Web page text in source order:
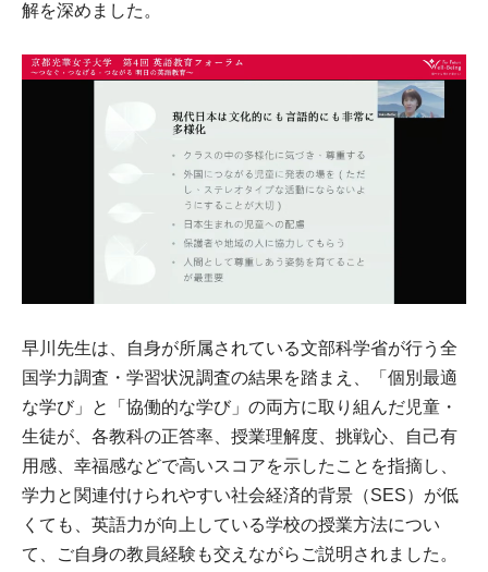
解を深めました。
早川先生は、自身が所属されている文部科学省が行う全
国学力調査・学習状況調査の結果を踏まえ、「個別最適
な学び」と「協働的な学び」の両方に取り組んだ児童・
生徒が、各教科の正答率、授業理解度、挑戦心、自己有
用感、幸福感などで高いスコアを示したことを指摘し、
学力と関連付けられやすい社会経済的背景（SES）が低
くても、英語力が向上している学校の授業方法につい
て、ご自身の教員経験も交えながらご説明されました。